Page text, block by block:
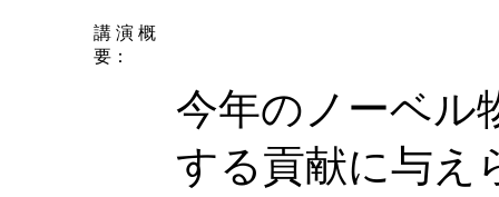
講 演 概
要：
今年のノーベル
する貢献に与え